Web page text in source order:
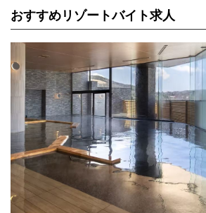
おすすめリゾートバイト求人